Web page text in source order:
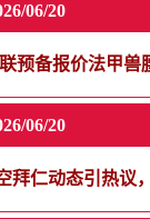
06/20
预备报价法甲兽
06/20
拜仁动态引热议